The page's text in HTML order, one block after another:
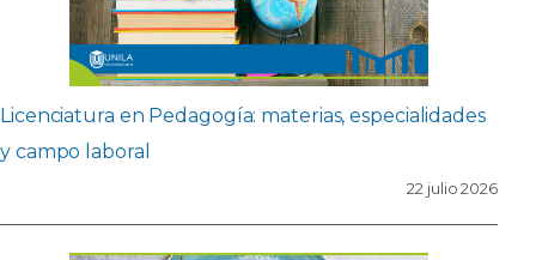
Licenciatura en Pedagogía: materias, especialidades
y campo laboral
22 julio 2026